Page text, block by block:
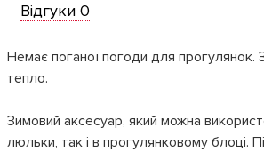
Відгуки 0
Немає поганої погоди для прогулянок.
тепло.
Зимовий аксесуар, який можна
люльки, так і в прогулянковому блоці.